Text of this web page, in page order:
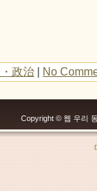
政治 | No
Copyright © 웹 우리